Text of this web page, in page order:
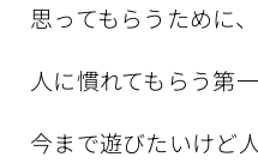
思ってもらうために
人に慣れてもらう第
今まで遊びたいけど